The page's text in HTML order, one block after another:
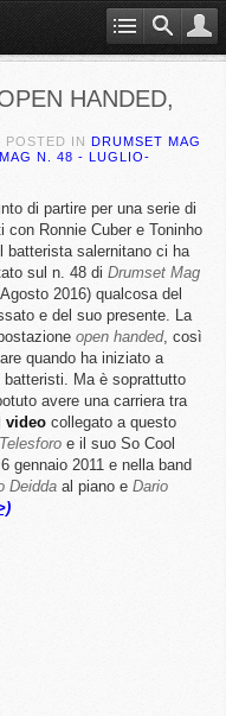
HANDED,
. POSTED IN DRUMSET MAG
N. 48 - LUGLIO-
di partire per una serie di
con Ronnie Cuber e Toninho
batterista salernitano ci ha
sul n. 48 di Drumset Mag
2016) qualcosa del
e del suo presente. La
open handed, così
quando ha iniziato a
Ma è soprattutto
avere una carriera tra
video collegato a questo
e il suo So Cool
gennaio 2011 e nella band
Deidda al piano e Dario